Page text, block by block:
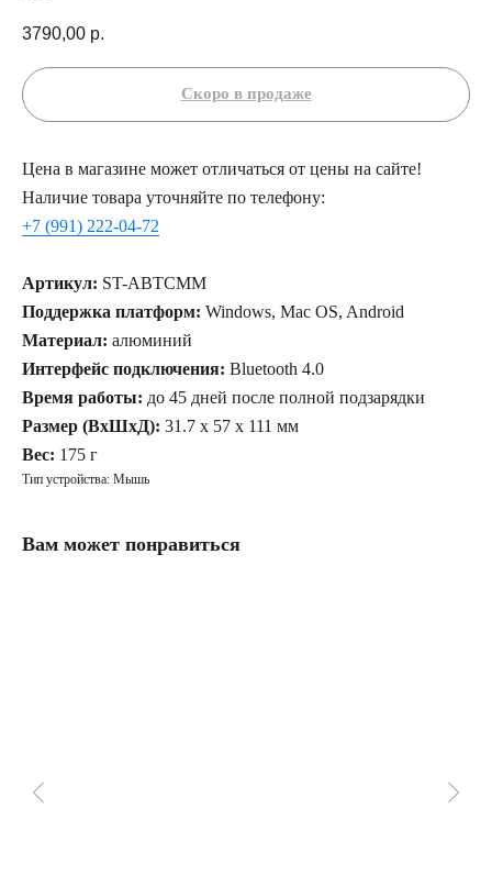
3790,00 р.
Цена в магазине может отличаться от цены на сайте!
Наличие товара уточняйте по телефону:
+7 (991) 222-04-72
Артикул: ST-ABTCMM
Поддержка платформ: Windows, Mac OS, Android
Материал: алюминий
Интерфейс подключения: Bluetooth 4.0
Время работы: до 45 дней после полной подзарядки
Размер (ВxШxД): 31.7 x 57 x 111 мм
Вес: 175 г
Тип устройства: Мышь
Вам может понравиться